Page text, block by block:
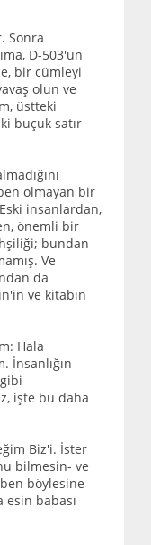
Sonra
D-503'ün
bir cümleyi
olun ve
üstteki
buçuk satır
olmayan bir
insanlardan,
önemli bir
bundan
Ve
da
ve kitabın
Hala
İnsanlığın
işte bu daha
Biz'i. İster
bilmesin- ve
böylesine
babası